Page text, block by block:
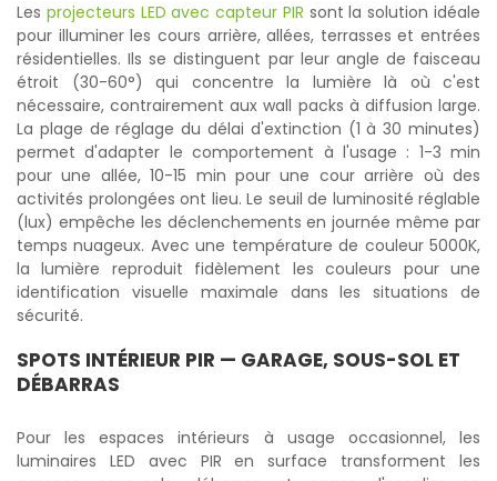
Les projecteurs LED avec capteur PIR sont la solution idéale
pour illuminer les cours arrière, allées, terrasses et entrées
résidentielles. Ils se distinguent par leur angle de faisceau
étroit (30-60°) qui concentre la lumière là où c'est
nécessaire, contrairement aux wall packs à diffusion large.
La plage de réglage du délai d'extinction (1 à 30 minutes)
permet d'adapter le comportement à l'usage : 1-3 min
pour une allée, 10-15 min pour une cour arrière où des
activités prolongées ont lieu. Le seuil de luminosité réglable
(lux) empêche les déclenchements en journée même par
temps nuageux. Avec une température de couleur 5000K,
la lumière reproduit fidèlement les couleurs pour une
identification visuelle maximale dans les situations de
sécurité.
SPOTS INTÉRIEUR PIR — GARAGE, SOUS-SOL ET
DÉBARRAS
Pour les espaces intérieurs à usage occasionnel, les
luminaires LED avec PIR en surface transforment les